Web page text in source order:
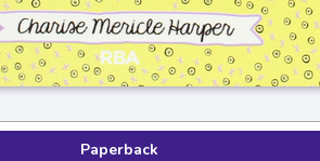
Paperback